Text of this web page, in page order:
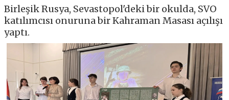
Birleşik Rusya, Sevastopol'deki bir okulda, SVO
katılımcısı onuruna bir Kahraman Masası açılışı
yaptı.